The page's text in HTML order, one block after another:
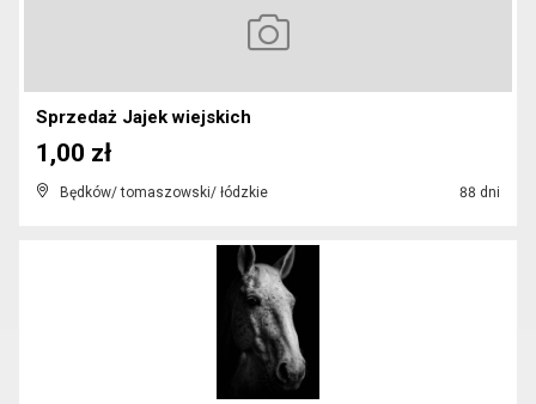
Sprzedaż Jajek wiejskich
Będków/ tomaszowski/ łódzkie 88 dni
1,00 zł